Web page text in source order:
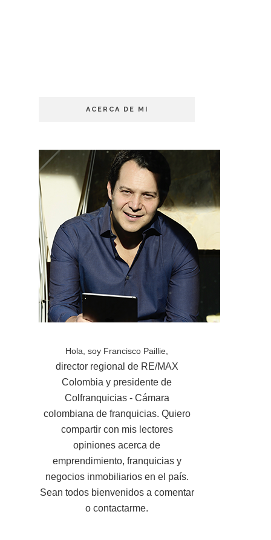
ACERCA DE MI
Hola, soy Francisco Paillie,
director regional de RE/MAX
Colombia y presidente de
Colfranquicias - Cámara
colombiana de franquicias. Quiero
compartir con mis lectores
opiniones acerca de
emprendimiento, franquicias y
negocios inmobiliarios en el país.
Sean todos bienvenidos a comentar
o contactarme.